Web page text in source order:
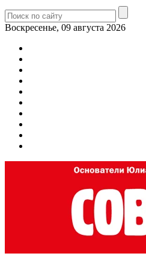
Воскресенье, 09 августа 2026